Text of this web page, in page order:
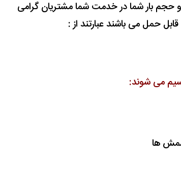
و حجم بار شما در خدمت شما مشتریان گرامی
حمل می باشند عبارتند از :
می ﺷﻮﻧﺪ: